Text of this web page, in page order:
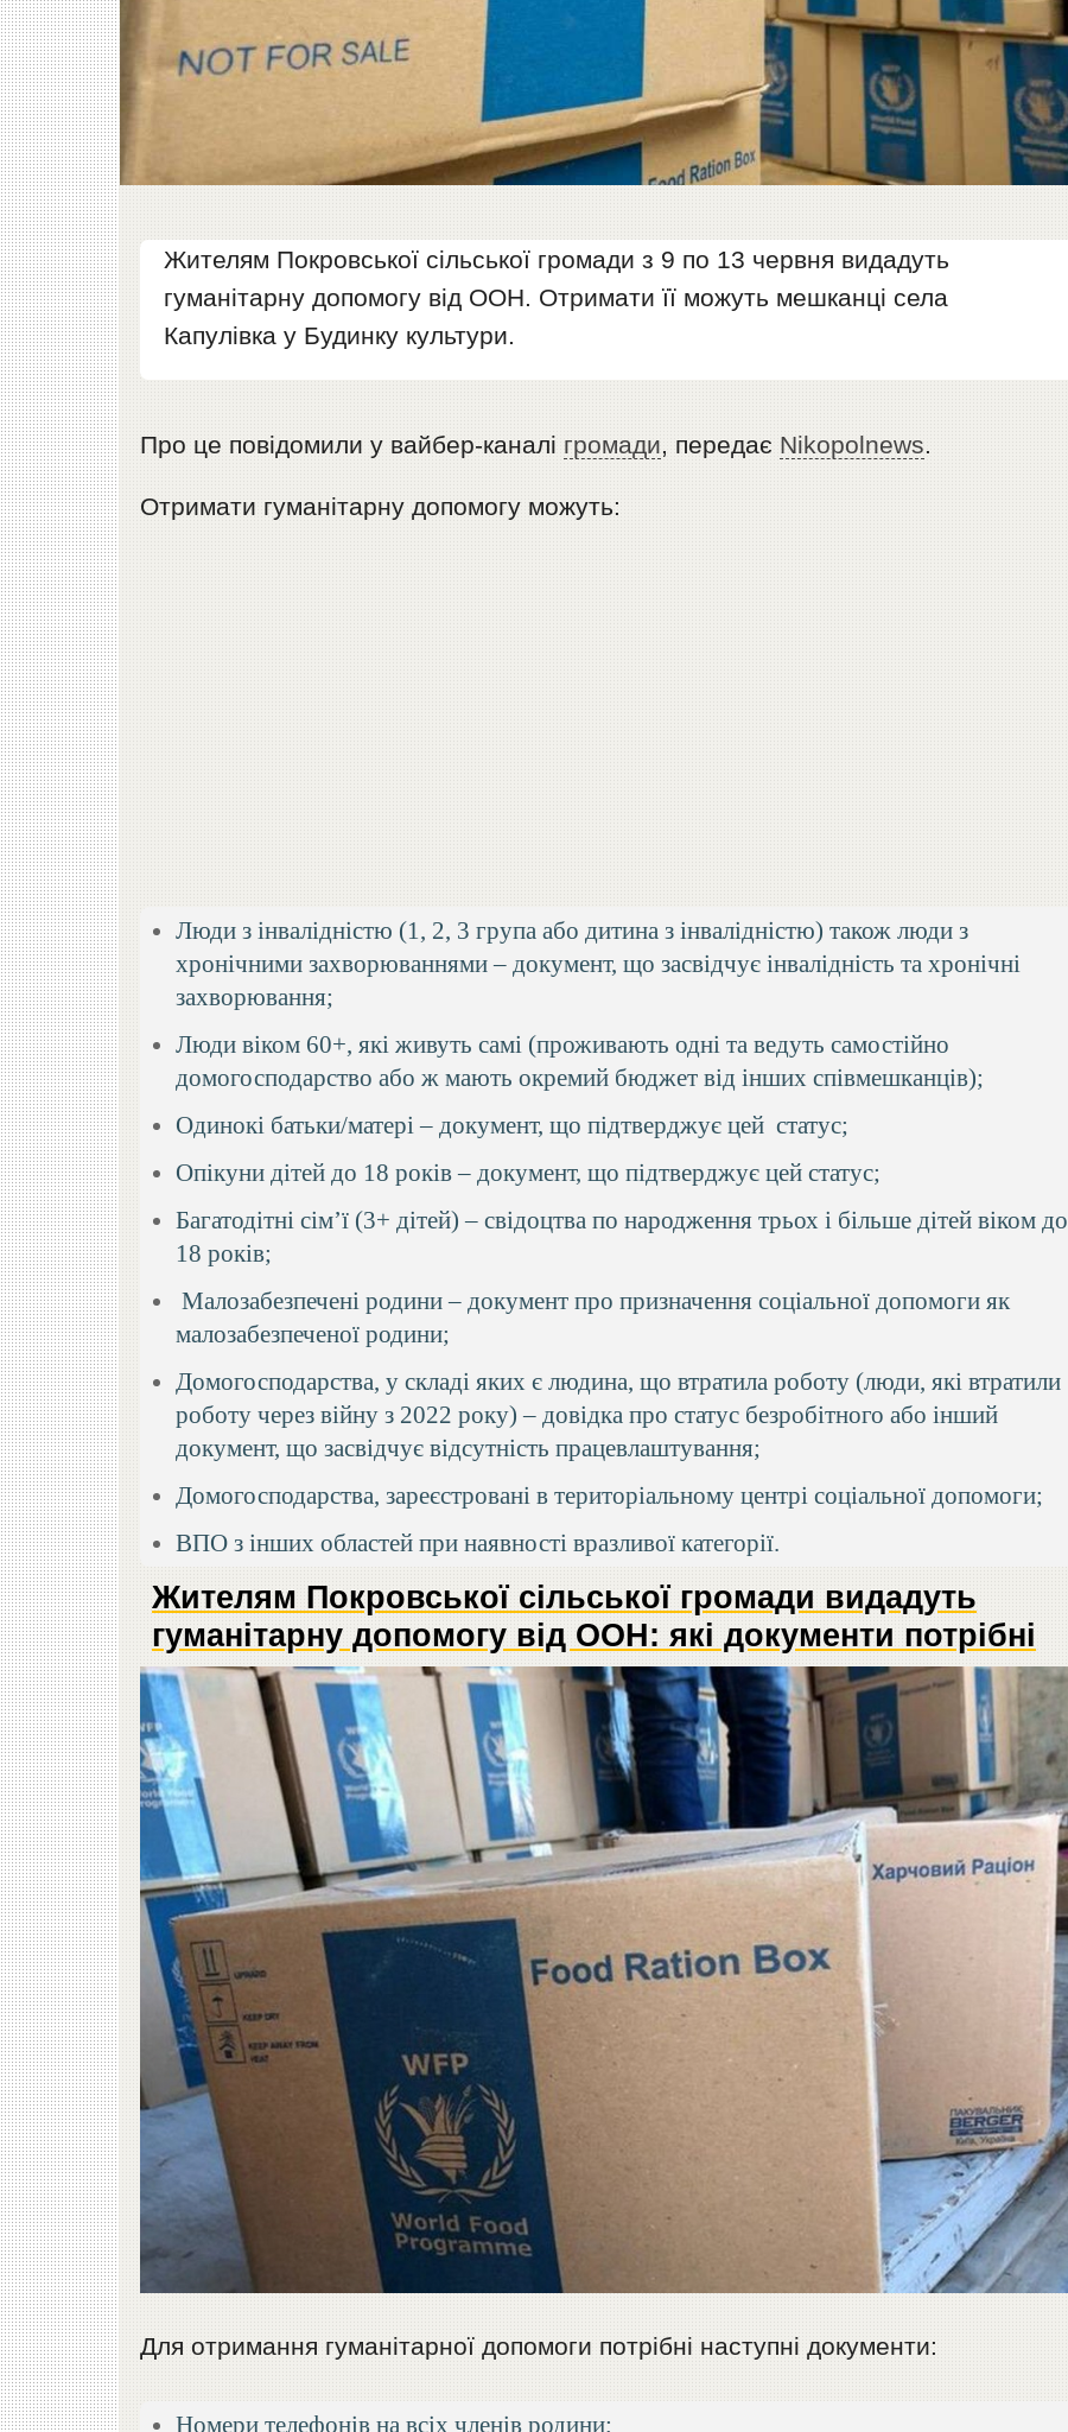
Жителям Покровської сільської громади з 9 по 13 червня видадуть
гуманітарну допомогу від ООН. Отримати її можуть мешканці села
Капулівка у Будинку культури.
Про це повідомили у вайбер-каналі громади, передає Nikopolnews.
Отримати гуманітарну допомогу можуть:
Люди з інвалідністю (1, 2, 3 група або дитина з інвалідністю) також люди з
хронічними захворюваннями – документ, що засвідчує інвалідність та хронічні
захворювання;
Люди віком 60+, які живуть самі (проживають одні та ведуть самостійно
домогосподарство або ж мають окремий бюджет від інших співмешканців);
Одинокі батьки/матері – документ, що підтверджує цей статус;
Опікуни дітей до 18 років – документ, що підтверджує цей статус;
Багатодітні сім’ї (3+ дітей) – свідоцтва по народження трьох і більше дітей віком до
18 років;
Малозабезпечені родини – документ про призначення соціальної допомоги як
малозабезпеченої родини;
Домогосподарства, у складі яких є людина, що втратила роботу (люди, які втратили
роботу через війну з 2022 року) – довідка про статус безробітного або інший
документ, що засвідчує відсутність працевлаштування;
Домогосподарства, зареєстровані в територіальному центрі соціальної допомоги;
ВПО з інших областей при наявності вразливої категорії.
Жителям Покровської сільської громади видадуть
гуманітарну допомогу від ООН: які документи потрібні
Для отримання гуманітарної допомоги потрібні наступні документи:
Номери телефонів на всіх членів родини;